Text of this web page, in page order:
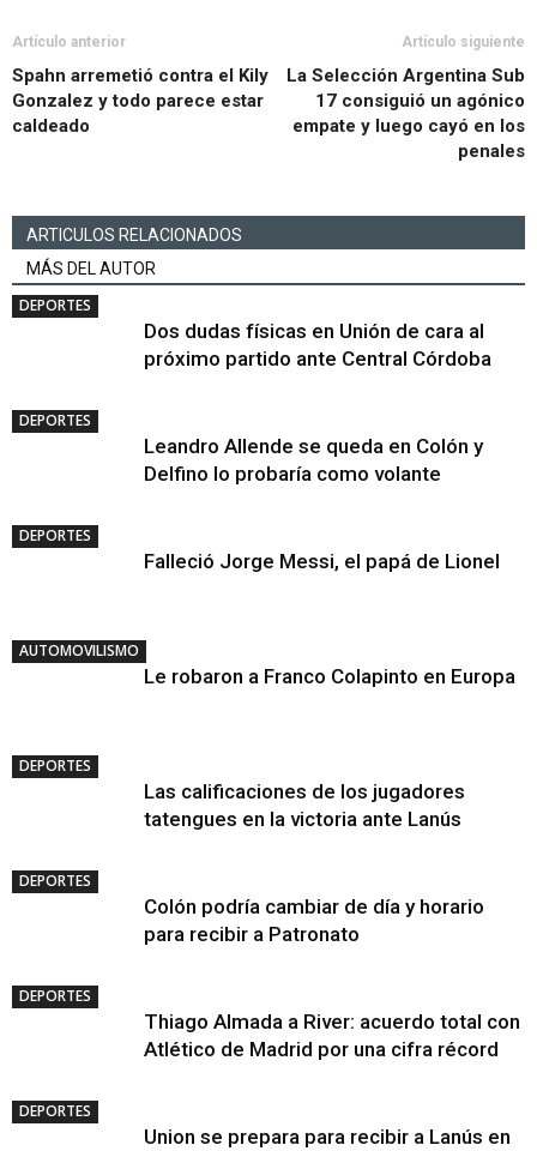
Artículo anterior
Spahn arremetió contra el Kily
Gonzalez y todo parece estar
caldeado
Artículo siguiente
La Selección Argentina Sub
17 consiguió un agónico
empate y luego cayó en los
penales
ARTICULOS RELACIONADOS
MÁS DEL AUTOR
DEPORTES
Dos dudas físicas en Unión de cara al
próximo partido ante Central Córdoba
DEPORTES
Leandro Allende se queda en Colón y
Delfino lo probaría como volante
DEPORTES
Falleció Jorge Messi, el papá de Lionel
AUTOMOVILISMO
Le robaron a Franco Colapinto en Europa
DEPORTES
Las calificaciones de los jugadores
tatengues en la victoria ante Lanús
DEPORTES
Colón podría cambiar de día y horario
para recibir a Patronato
DEPORTES
Thiago Almada a River: acuerdo total con
Atlético de Madrid por una cifra récord
DEPORTES
Union se prepara para recibir a Lanús en